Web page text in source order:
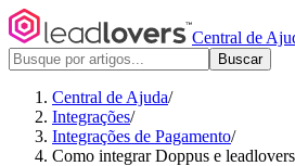
Central de
Buscar
Central de Ajuda/
Integrações/
Integrações de Pagamento/
Como integrar Doppus e leadlovers